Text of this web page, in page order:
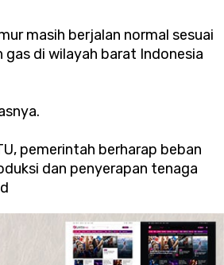
masih berjalan normal sesuai
di wilayah barat Indonesia
pemerintah berharap beban
dan penyerapan tenaga